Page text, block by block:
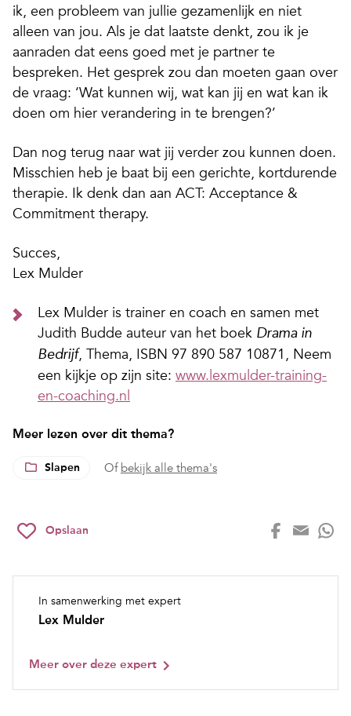
ik, een probleem van jullie gezamenlijk en niet
alleen van jou. Als je dat laatste denkt, zou ik je
aanraden dat eens goed met je partner te
bespreken. Het gesprek zou dan moeten gaan over
de vraag: ‘Wat kunnen wij, wat kan jij en wat kan ik
doen om hier verandering in te brengen?’
Dan nog terug naar wat jij verder zou kunnen doen.
Misschien heb je baat bij een gerichte, kortdurende
therapie. Ik denk dan aan ACT: Acceptance &
Commitment therapy.
Succes,
Lex Mulder
Lex Mulder is trainer en coach en samen met
Judith Budde auteur van het boek Drama in
Bedrijf, Thema, ISBN 97 890 587 10871, Neem
een kijkje op zijn site: www.lexmulder-training-
en-coaching.nl
Meer lezen over dit thema?
Slapen Of bekijk alle thema's
Opslaan
In samenwerking met expert
Lex Mulder
Meer over deze expert